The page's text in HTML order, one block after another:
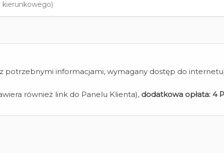
potrzebnymi informacjami, wymagany dostęp do
również link do Panelu Klienta), dodatkowa opłata: 4